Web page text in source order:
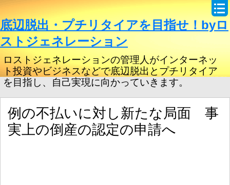
底辺脱出・プチリタイアを目指せ！byロ
ストジェネレーション
ロストジェネレーションの管理人がインターネッ
ト投資やビジネスなどで底辺脱出とプチリタイア
を目指し、自己実現に向かっていきます。
例の不払いに対し新たな局面 事
実上の倒産の認定の申請へ